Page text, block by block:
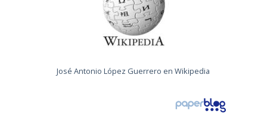
José Antonio López Guerrero en Wikipedia